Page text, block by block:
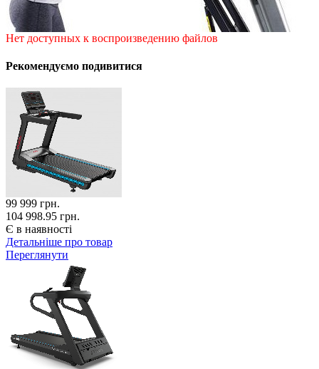
Нет доступных к воспроизведению файлов
Рекомендуємо подивитися
99 999 грн.
104 998.95 грн.
Є в наявності
Детальніше про товар
Переглянути